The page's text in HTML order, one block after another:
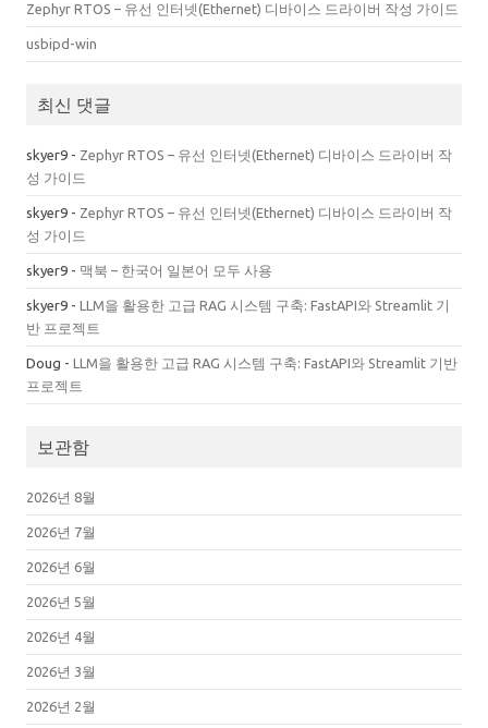
Zephyr RTOS – 유선 인터넷(Ethernet) 디바이스 드라이버 작성 가이드
usbipd-win
최신 댓글
skyer9 - Zephyr RTOS – 유선 인터넷(Ethernet) 디바이스 드라이버 작
성 가이드
skyer9 - Zephyr RTOS – 유선 인터넷(Ethernet) 디바이스 드라이버 작
성 가이드
skyer9 - 맥북 – 한국어 일본어 모두 사용
skyer9 - LLM을 활용한 고급 RAG 시스템 구축: FastAPI와 Streamlit 기
반 프로젝트
Doug - LLM을 활용한 고급 RAG 시스템 구축: FastAPI와 Streamlit 기반
프로젝트
보관함
2026년 8월
2026년 7월
2026년 6월
2026년 5월
2026년 4월
2026년 3월
2026년 2월